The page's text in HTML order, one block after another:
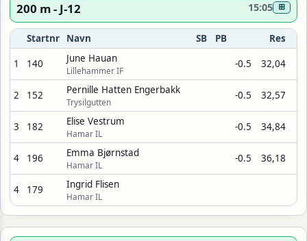
200 m - J-12 15:05 ⊞
Startnr Navn SB PB Res
1 140 June Hauan
Lillehammer IF
-0.5 32,04
2 152 Pernille Hatten Engerbakk
Trysilgutten
-0.5 32,57
3 182 Elise Vestrum
Hamar IL
-0.5 34,84
4 196 Emma Bjørnstad
Hamar IL
-0.5 36,18
4 179 Ingrid Flisen
Hamar IL